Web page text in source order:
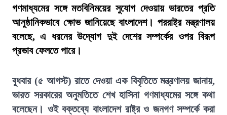
গণমাধ্যমের সঙ্গে মতবিনিময়ের সুযোগ দেওয়ায় ভারতের প্রতি
আনুষ্ঠানিকভাবে ক্ষোভ জানিয়েছে বাংলাদেশ। পররাষ্ট্র মন্ত্রণালয়
বলেছে, এ ধরনের উদ্যোগ দুই দেশের সম্পর্কের ওপর বিরূপ
প্রভাব ফেলতে পারে।
বুধবার (৫ আগস্ট) রাতে দেওয়া এক বিবৃতিতে মন্ত্রণালয় জানায়,
ভারত সরকারের অনুমতিতে শেখ হাসিনা গণমাধ্যমের সঙ্গে কথা
বলেছেন। ওই বক্তব্যে বাংলাদেশ রাষ্ট্র ও জনগণ সম্পর্কে করা